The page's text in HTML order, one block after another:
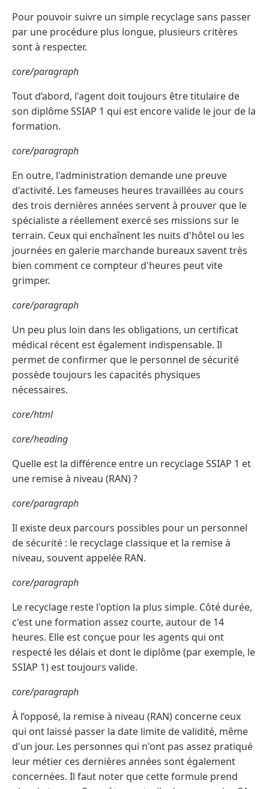
Pour pouvoir suivre un simple recyclage sans passer
par une procédure plus longue, plusieurs critères
sont à respecter.
core/paragraph
Tout d’abord, l'agent doit toujours être titulaire de
son diplôme SSIAP 1 qui est encore valide le jour de la
formation.
core/paragraph
En outre, l'administration demande une preuve
d'activité. Les fameuses heures travaillées au cours
des trois dernières années servent à prouver que le
spécialiste a réellement exercé ses missions sur le
terrain. Ceux qui enchaînent les nuits d'hôtel ou les
journées en galerie marchande bureaux savent très
bien comment ce compteur d'heures peut vite
grimper.
core/paragraph
Un peu plus loin dans les obligations, un certificat
médical récent est également indispensable. Il
permet de confirmer que le personnel de sécurité
possède toujours les capacités physiques
nécessaires.
core/html
core/heading
Quelle est la différence entre un recyclage SSIAP 1 et
une remise à niveau (RAN) ?
core/paragraph
Il existe deux parcours possibles pour un personnel
de sécurité : le recyclage classique et la remise à
niveau, souvent appelée RAN.
core/paragraph
Le recyclage reste l'option la plus simple. Côté durée,
c'est une formation assez courte, autour de 14
heures. Elle est conçue pour les agents qui ont
respecté les délais et dont le diplôme (par exemple, le
SSIAP 1) est toujours valide.
core/paragraph
À l’opposé, la remise à niveau (RAN) concerne ceux
qui ont laissé passer la date limite de validité, même
d'un jour. Les personnes qui n'ont pas assez pratiqué
leur métier ces dernières années sont également
concernées. Il faut noter que cette formule prend